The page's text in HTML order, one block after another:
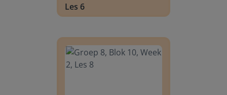
Les 6